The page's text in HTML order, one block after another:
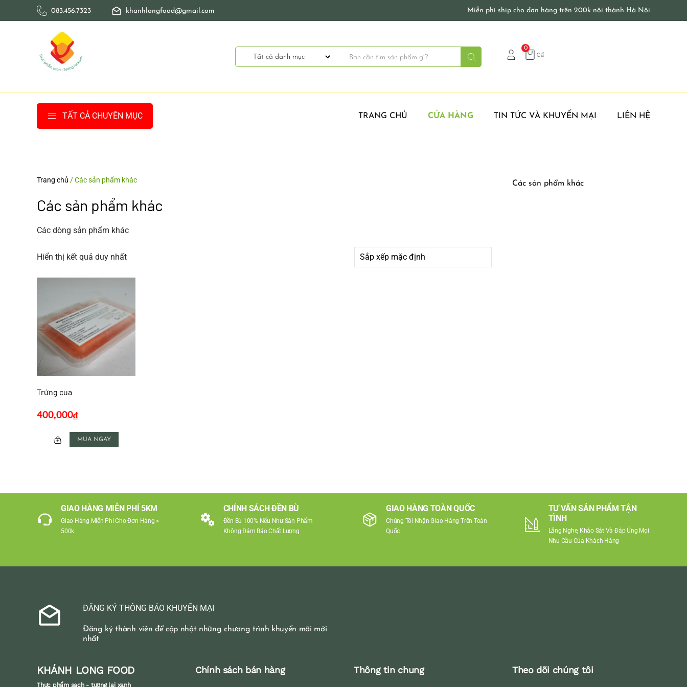
Skip to main content
083.456.7323 khanhlongfood@gmail.com Miễn phí ship cho đơn hàng trên 200k nội thành Hà Nội
0
0₫
TẤT CẢ CHUYÊN MỤC TRANG CHỦ CỬA HÀNG TIN TỨC VÀ KHUYẾN MẠI LIÊN HỆ
Trang chủ / Các sản phẩm khác
Các sản phẩm khác
Các dòng sản phẩm khác
Hiển thị kết quả duy nhất
Trứng cua
400,000₫
MUA NGAY
Các sản phẩm khác
GIAO HÀNG MIỄN PHÍ 5KM
Giao Hàng Miễn Phí Cho Đơn Hàng >
500k
CHÍNH SÁCH ĐỀN BÙ
Đền Bù 100% Nếu Như Sản Phẩm
Không Đảm Bảo Chất Lượng
GIAO HÀNG TOÀN QUỐC
Chúng Tôi Nhận Giao Hàng Trên Toàn
Quốc
TƯ VẤN SẢN PHẨM TẬN
TÌNH
Lắng Nghe, Khảo Sát Và Đáp Ứng Mọi
Nhu Cầu Của Khách Hàng
ĐĂNG KÝ THÔNG BÁO KHUYẾN MẠI
Đăng ký thành viên để cập nhật những chương trình khuyến mãi mới
nhất
KHÁNH LONG FOOD
Thực phẩm sạch - tương lai xanh
Chính sách bán hàng Thông tin chung Theo dõi chúng tôi